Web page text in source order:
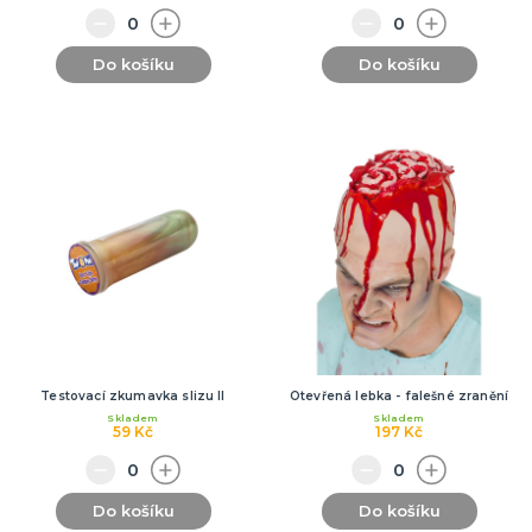
Do košíku Do košíku
Testovací zkumavka slizu II
59 Kč
Skladem
Do košíku
Otevřená lebka - falešné zranění
197 Kč
Skladem
Do košíku